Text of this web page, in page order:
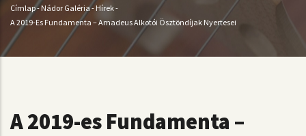
Morzsa
Címlap-Nádor Galéria-Hírek-
A 2019-Es Fundamenta – Amadeus Alkotói Ösztöndíjak Nyertesei
A 2019-es Fundamenta –